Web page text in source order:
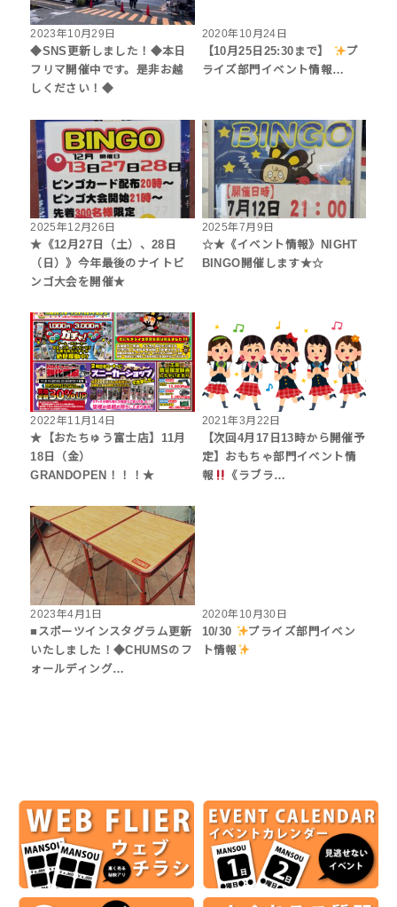
2023年10月29日
◆SNS更新しました！◆本日
フリマ開催中です。是非お越
しください！◆
2020年10月24日
【10月25日25:30まで】
プ
ライズ部門イベント情報…
2025年12月26日
★《12月27日（土）、28日
（日）》今年最後のナイトビ
ンゴ大会を開催★
2025年7月9日
☆★《イベント情報》NIGHT
BINGO開催します★☆
2022年11月14日
★【おたちゅう富士店】11月
18日（金）
GRANDOPEN！！！★
2021年3月22日
【次回4月17日13時から開催予
定】おもちゃ部門イベント情
報
《ラブラ…
2023年4月1日
■スポーツインスタグラム更新
いたしました！◆CHUMSのフ
ォールディング…
2020年10月30日
10/30
プライズ部門イベン
ト情報